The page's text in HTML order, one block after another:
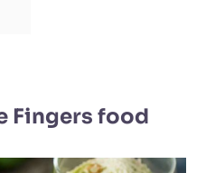
Fingers food